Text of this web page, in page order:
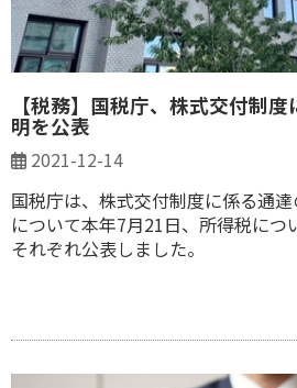
【税務】国税庁、株式交付制
明を公表
2021-12-14
国税庁は、株式交付制度に係る通
について本年7月21日、所得税につ
それぞれ公表しました。